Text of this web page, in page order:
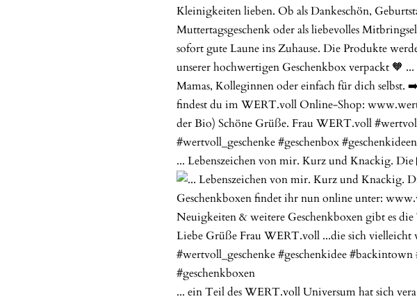
... Lebenszeichen von mir. Kurz und Knackig. Die
... ein Teil des WERT.voll Universum hat sich vera